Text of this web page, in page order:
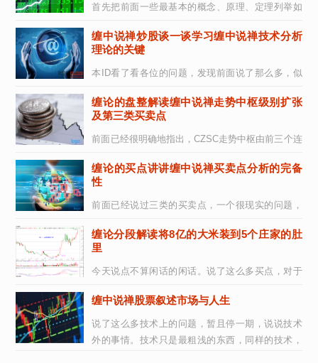
首先把前面一些最基本的概念、原理、定理列举如
同级别。走势类型：上涨、下跌、盘整。趋...
缠中说禅炒股谈一谈学习缠中说禅技术分析
理论的关键
本ID看了看各位的问题，发现前面说了那么多，似
这里的人都没受过太严格的数学训练，如果受过...
缠论的盘整解读缠中说禅走势中枢级别扩张
及第三类买卖点
前面已经很明确地指出，CZSC走势中枢由前三个连
两种情况：一、该走势中枢的延伸。二、产...
缠论的买点讲讲缠中说禅买卖点分析的完备
性
前面已经说过三类的买卖点，一个很现实的问题，
买卖点？答案是否定的。这里必须强调的是，这...
缠论分段解读将8亿的大米装到5个庄家的肚
里
今天说点不算闲话的闲话。说了这么多买点，对于
来说，具体的情况要复杂点，因为一个大资金要...
缠中说禅股票叙述市场与人生
说了这么多技术上的问题，暂且停一期，说说技术
外的事情。技术只是最粗浅的东西，同样的技术，